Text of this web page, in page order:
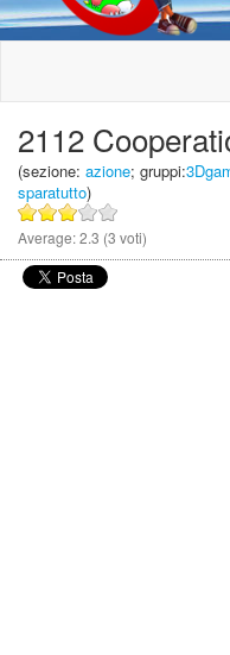
2112
(sezione: azione; gruppi:
sparatutto)
Average:2.3 (3 voti)